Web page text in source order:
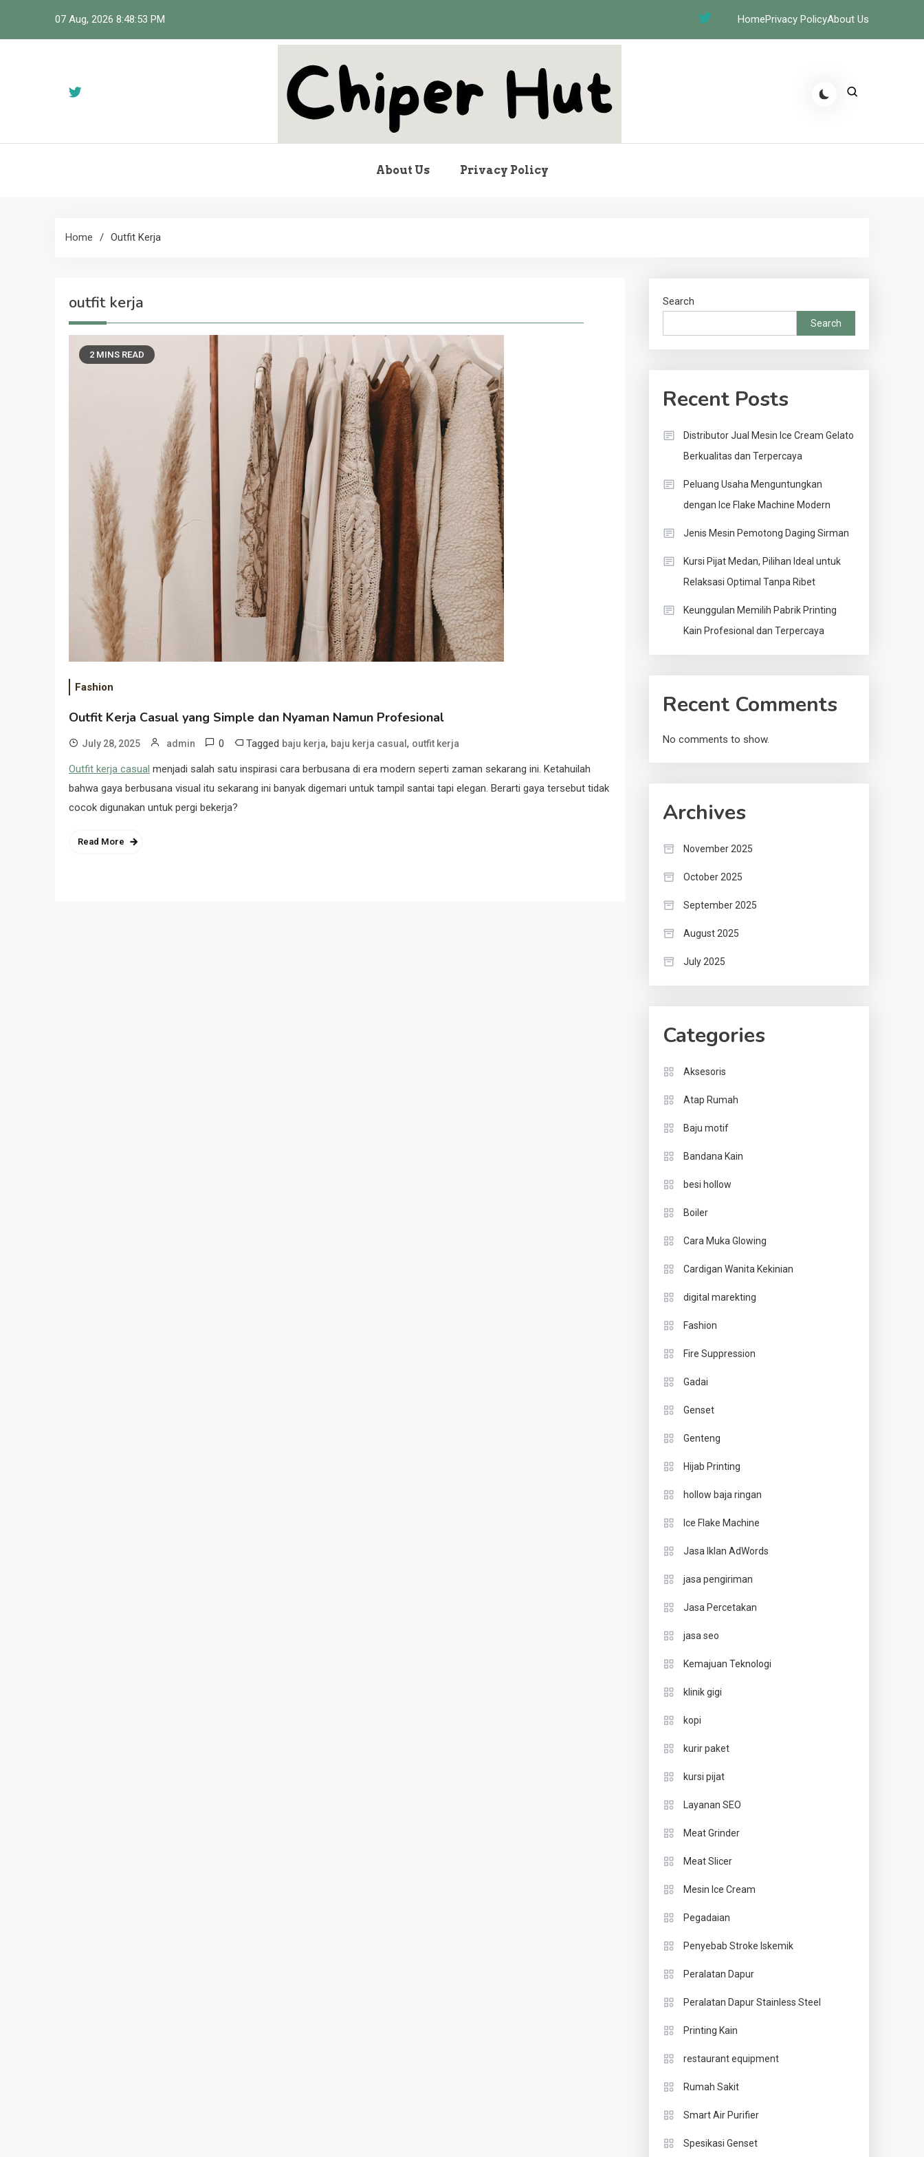
07 Aug, 2026 8:48:54 PM HomePrivacy PolicyAbout Us
Cipher HutAbout Us Privacy Policy
Home Outfit Kerja
outfit kerja
2 MINS READ
Fashion
Outfit Kerja Casual yang Simple dan Nyaman Namun Profesional
July 28, 2025 admin 0 Tagged baju kerja, baju kerja casual , outfit kerja
Outfit kerja casual menjadi salah satu inspirasi cara berbusana di era modern seperti zaman sekarang ini. Ketahuilah
bahwa gaya berbusana visual itu sekarang ini banyak digemari untuk tampil santai tapi elegan. Berarti gaya tersebut tidak
cocok digunakan untuk pergi bekerja?
Read More
Search
Search
Recent Posts
Distributor Jual Mesin Ice Cream Gelato
Berkualitas dan Terpercaya
Peluang Usaha Menguntungkan
dengan Ice Flake Machine Modern
Jenis Mesin Pemotong Daging Sirman
Kursi Pijat Medan, Pilihan Ideal untuk
Relaksasi Optimal Tanpa Ribet
Keunggulan Memilih Pabrik Printing
Kain Profesional dan Terpercaya
Recent Comments
No comments to show.
Archives
November 2025
October 2025
September 2025
August 2025
July 2025
Categories
Aksesoris
Atap Rumah
Baju motif
Bandana Kain
besi hollow
Boiler
Cara Muka Glowing
Cardigan Wanita Kekinian
digital marekting
Fashion
Fire Suppression
Gadai
Genset
Genteng
Hijab Printing
hollow baja ringan
Ice Flake Machine
Jasa Iklan AdWords
jasa pengiriman
Jasa Percetakan
jasa seo
Kemajuan Teknologi
klinik gigi
kopi
kurir paket
kursi pijat
Layanan SEO
Meat Grinder
Meat Slicer
Mesin Ice Cream
Pegadaian
Penyebab Stroke Iskemik
Peralatan Dapur
Peralatan Dapur Stainless Steel
Printing Kain
restaurant equipment
Rumah Sakit
Smart Air Purifier
Spesikasi Genset